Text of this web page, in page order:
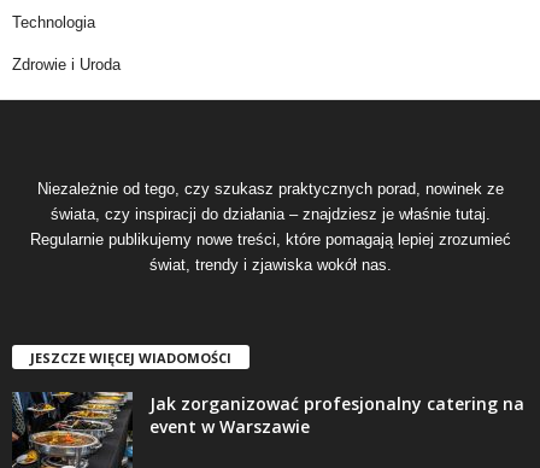
Technologia
Zdrowie i Uroda
Niezależnie od tego, czy szukasz praktycznych porad, nowinek ze
świata, czy inspiracji do działania – znajdziesz je właśnie tutaj.
Regularnie publikujemy nowe treści, które pomagają lepiej zrozumieć
świat, trendy i zjawiska wokół nas.
JESZCZE WIĘCEJ WIADOMOŚCI
Jak zorganizować profesjonalny catering na
event w Warszawie